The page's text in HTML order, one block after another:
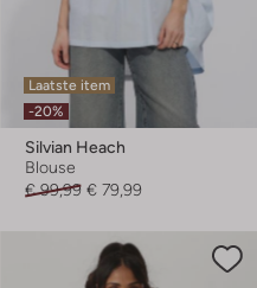
Laatste item
-20%
Silvian Heach
Blouse
€ 99,99 € 79,99